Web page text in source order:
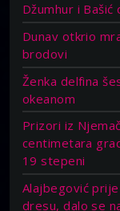
Džumhur i
Dunav otkrio
brodovi
Ženka delfina
okeanom
Prizori iz
centimetara
19 stepeni
Alajbegović
dresu, dalo se